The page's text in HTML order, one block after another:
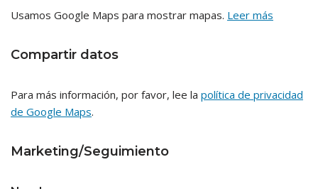
Usamos Google Maps para mostrar mapas. Leer más
Compartir datos
Para más información, por favor, lee la política de privacidad
de Google Maps.
Marketing/Seguimiento